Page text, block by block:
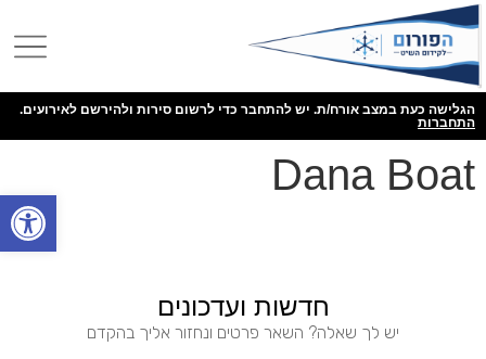
הגלישה כעת במצב אורח/ת. יש להתחבר כדי לרשום סירות ולהירשם לאירועים.
התחברות
Dana Boat
חדשות ועדכונים
יש לך שאלה? השאר פרטים ונחזור אליך בהקדם